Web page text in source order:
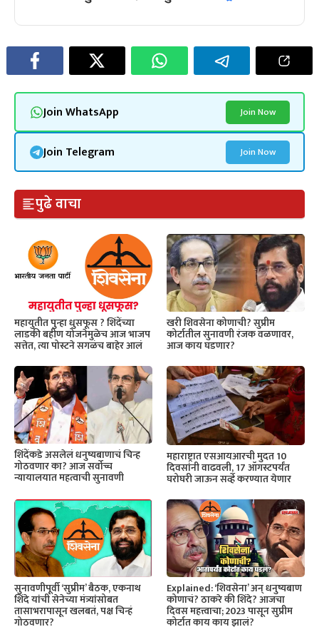
Join WhatsApp Join Now
Join Telegram Join Now
पुढे वाचा
महायुतीत पुन्हा धुसफूस ? शिंदेंच्या
लाडकी बहीण योजनेमुळेच आज भाजप
सत्तेत, त्या पोस्टने सगळंच बाहेर आलं
खरी शिवसेना कोणाची? सुप्रीम
कोर्टातील सुनावणी रंजक वळणावर,
आज काय घडणार?
शिंदेंकडे असलेलं धनुष्यबाणाचं चिन्ह
गोठवणार का? आज सर्वोच्च
न्यायालयात महत्वाची सुनावणी
महाराष्ट्रात एसआयआरची मुदत 10
दिवसांनी वाढवली, 17 ऑगस्टपर्यंत
घरोघरी जाऊन सर्व्हे करण्यात येणार
सुनावणीपूर्वी ‘सुप्रीम’ बैठक, एकनाथ
शिंदे यांची सेनेच्या मंत्र्यांसोबत
तासाभरापासून खलबतं, पक्ष चिन्हं
गोठवणार?
Explained: ‘शिवसेना’ अन् धनुष्यबाण
कोणाचं? ठाकरे की शिंदे? आजचा
दिवस महत्त्वाचा; 2023 पासून सुप्रीम
कोर्टात काय काय झालं?